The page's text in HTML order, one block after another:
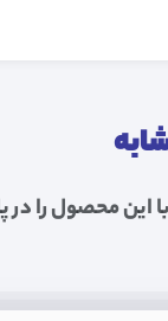
محصول را در